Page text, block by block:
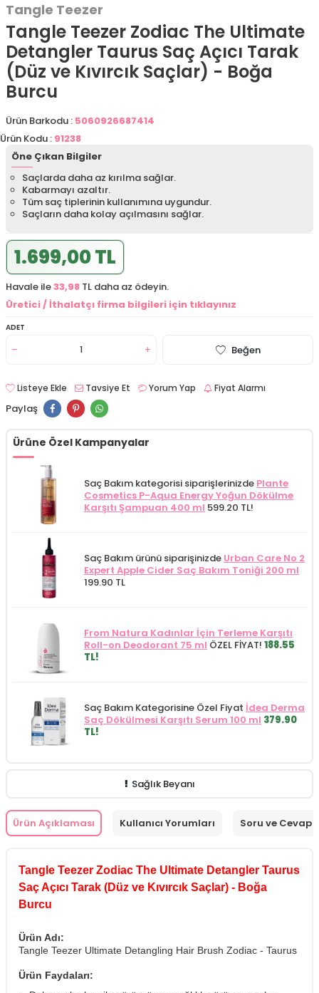
Tangle Teezer
Tangle Teezer Zodiac The Ultimate
Detangler Taurus Saç Açıcı Tarak
(Düz ve Kıvırcık Saçlar) - Boğa
Burcu
Ürün Barkodu : 5060926687414
Ürün Kodu : 91238
Öne Çıkan Bilgiler
Saçlarda daha az kırılma sağlar.
Kabarmayı azaltır.
Tüm saç tiplerinin kullanımına uygundur.
Saçların daha kolay açılmasını sağlar.
1.699,00 TL
Havale ile33,98 TL daha az ödeyin.
Üretici / İthalatçı firma bilgileri için tıklayınız
ADET
Beğen
Listeye Ekle Tavsiye Et Yorum Yap Fiyat Alarmı
Paylaş
Ürüne Özel Kampanyalar
Saç Bakım kategorisi siparişlerinizde Plante
Cosmetics P-Aqua Energy Yoğun Dökülme
Karşıtı Şampuan 400 ml 599.20 TL!
Saç Bakım ürünü siparişinizde Urban Care No 2
Expert Apple Cider Saç Bakım Toniği 200 ml
199.90 TL
From Natura Kadınlar İçin Terleme Karşıtı
Roll-on Deodorant 75 ml ÖZEL FİYAT! 188.55
TL!
Saç Bakım Kategorisine Özel Fiyat İdea Derma
Saç Dökülmesi Karşıtı Serum 100 ml 379.90
TL!
Sağlık Beyanı
Ürün Açıklaması Kullanıcı Yorumları Soru ve Cevap
Tangle Teezer Zodiac The Ultimate Detangler Taurus
Saç Açıcı Tarak (Düz ve Kıvırcık Saçlar) - Boğa
Burcu
Ürün Adı:
Tangle Teezer Ultimate Detangling Hair Brush Zodiac - Taurus
Ürün Faydaları: